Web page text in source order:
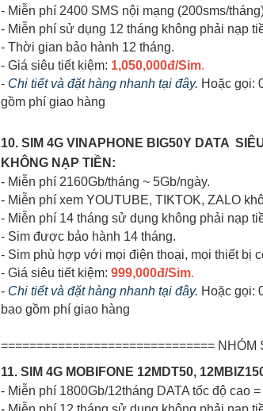
- Miễn phí 2400 SMS nội mạng (200sms/
- Miễn phí sử dụng 12 tháng không phải nạp
- Thời gian bảo hành 12 tháng.
- Giá siêu tiết kiệm: 1,050,000đ/Sim.
- Chi tiết và đặt hàng nhanh tại đây. Hoặc gọi:
gồm phí giao hàng
10. SIM 4G VINAPHONE BIG50Y DATA
KHÔNG NẠP TIỀN:
- Miễn phí 2160Gb/tháng ~ 5Gb/ngày.
- Miễn phí xem YOUTUBE, TIKTOK, ZALO
- Miễn phí 14 tháng sử dụng không phải nạp
- Sim được bảo hành 14 tháng.
- Sim phù hợp với mọi điện thoại, mọi thiết bị
- Giá siêu tiết kiệm: 999,000đ/Sim.
- Chi tiết và đặt hàng nhanh tại đây. Hoặc gọi:
bao gồm phí giao hàng
==============================
11. SIM 4G MOBIFONE 12MDT50,
- Miễn phí 1800Gb/12tháng DATA tốc độ cao